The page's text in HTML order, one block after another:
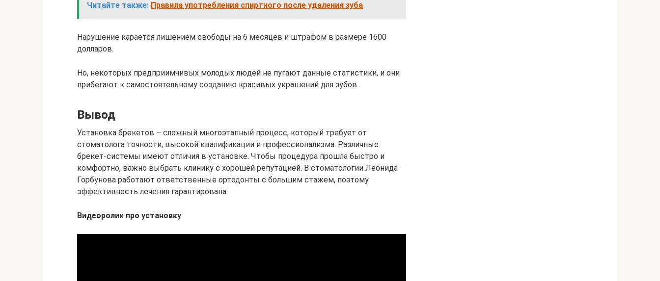
Читайте также: Правила употребления спиртного после удаления зуба
Нарушение карается лишением свободы на 6 месяцев и штрафом в размере 1600
долларов.
Но, некоторых предприимчивых молодых людей не пугают данные статистики, и они
прибегают к самостоятельному созданию красивых украшений для зубов.
Вывод
Установка брекетов – сложный многоэтапный процесс, который требует от
стоматолога точности, высокой квалификации и профессионализма. Различные
брекет-системы имеют отличия в установке. Чтобы процедура прошла быстро и
комфортно, важно выбрать клинику с хорошей репутацией. В стоматологии Леонида
Горбунова работают ответственные ортодонты с большим стажем, поэтому
эффективность лечения гарантирована.
Видеоролик про установку